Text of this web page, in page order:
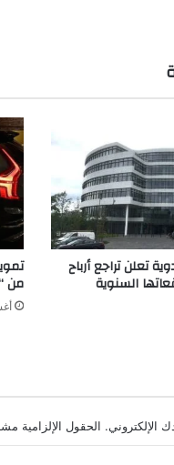
تعلن تراجع أرباح
السنوية من
الإلكتروني. الحقول الإلزامية